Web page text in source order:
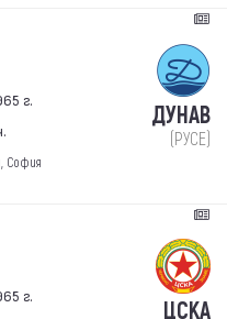
г.
София
ДУНАВ
(РУСЕ)
г.
ЦСКА